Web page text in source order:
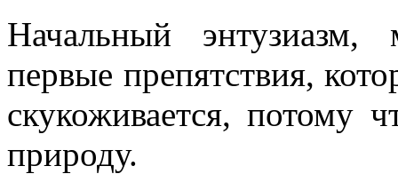
Начальный энтузиазм,
первые препятствия,
скукоживается, потому
природу.